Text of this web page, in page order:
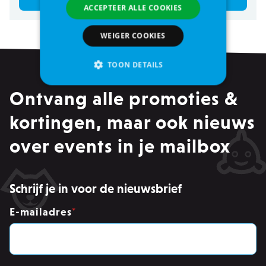
Ontvang alle promoties &
kortingen, maar ook nieuws
over events in je mailbox
Schrijf je in voor de nieuwsbrief
E-mailadres*
ACCEPTEER ALLE COOKIES
WEIGER COOKIES
TOON DETAILS
Strikt noodzakelijke
Analytische cookies of prestatiegerichte cookies
Gerichte of targeting cookies
Functionaliteits
kernfunctionaliteit van de website mogelijk,
Zonder strikt noodzakelijke cookies kan de